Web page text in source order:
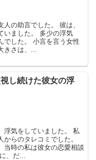
の助言でした。 彼は、
いました。 多少の浮気
でした。 小言を言う女性
さは、...
し続けた彼女の浮
浮気をしていました。 私
らのタレコミでした。
当時の私は彼女の恋愛相談
、だ...